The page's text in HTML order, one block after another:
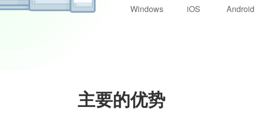
Windows iOS Android
主要的优势